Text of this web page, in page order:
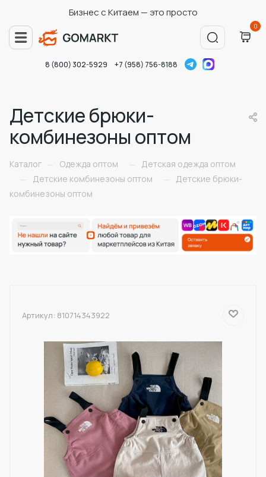
Бизнес с Китаем — это просто
0
8 (800) 302-5929 +7 (958) 756-8188
Детские брюки-
комбинезоны оптом
Каталог — Одежда оптом —
Детская одежда оптом
—
Детские комбинезоны оптом —
Детские брюки-
комбинезоны оптом
Артикул: 810714343922